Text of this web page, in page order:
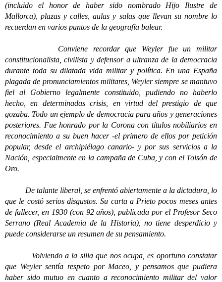
(incluido el honor de haber sido nombrado Hijo Ilustre de
Mallorca), plazas y calles, aulas y salas que llevan su nombre lo
recuerdan en varios puntos de la geografía balear.
Conviene recordar que Weyler fue un militar
constitucionalista, civilista y defensor a ultranza de la democracia
durante toda su dilatada vida militar y política. En una España
plagada de pronunciamientos militares, Weyler siempre se mantuvo
fiel al Gobierno legalmente constituido, pudiendo no haberlo
hecho, en determinadas crisis, en virtud del prestigio de que
gozaba. Todo un ejemplo de democracia para años y generaciones
posteriores. Fue honrado por la Corona con títulos nobiliarios en
reconocimiento a su buen hacer -el primero de ellos por petición
popular, desde el archipiélago canario- y por sus servicios a la
Nación, especialmente en la campaña de Cuba, y con el Toisón de
Oro.
De talante liberal, se enfrentó abiertamente a la dictadura, lo
que le costó serios disgustos. Su carta a Prieto pocos meses antes
de fallecer, en 1930 (con 92 años), publicada por el Profesor Seco
Serrano (Real Academia de la Historia), no tiene desperdicio y
puede considerarse un resumen de su pensamiento.
Volviendo a la silla que nos ocupa, es oportuno constatar
que Weyler sentía respeto por Maceo, y pensamos que pudiera
haber sido mutuo en cuanto a reconocimiento militar del valor